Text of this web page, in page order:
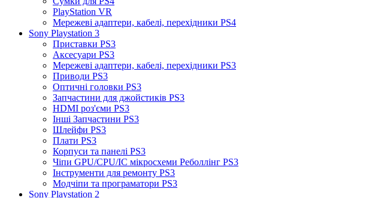
PlayStation VR
Мережеві адаптери, кабелі, перехідники PS4
Sony Playstation 3
Приставки PS3
Аксесуари PS3
Мережеві адаптери, кабелі, перехідники PS3
Приводи PS3
Оптичні головки PS3
Запчастини для джойстиків PS3
HDMI роз'єми PS3
Інші Запчастини PS3
Шлейфи PS3
Плати PS3
Корпуси та панелі PS3
Чіпи GPU/CPU/IC мікросхеми Реболлінг PS3
Інструменти для ремонту PS3
Модчіпи та програматори PS3
Sony Playstation 2